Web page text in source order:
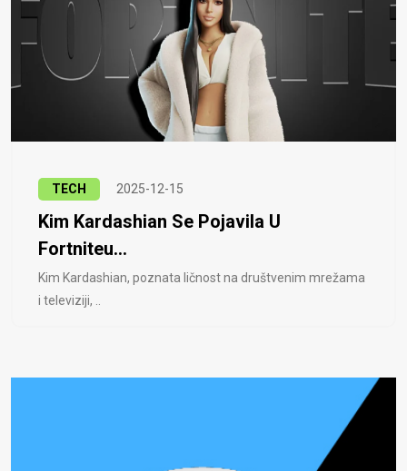
TECH 2025-12-15
Kim Kardashian Se Pojavila U
Fortniteu...
Kim Kardashian, poznata ličnost na društvenim mrežama
i televiziji, ..